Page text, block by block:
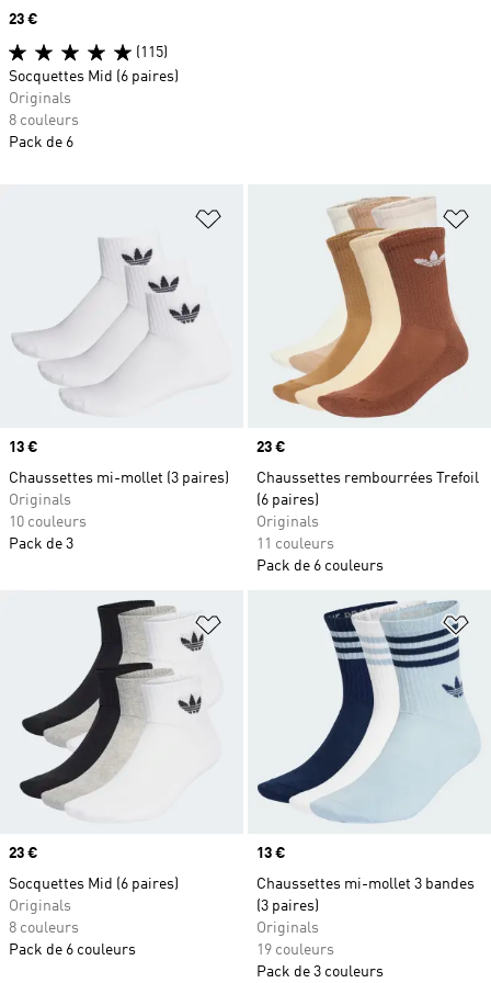
Ajouter à la Liste de produits
Prix
13 €
Chaussettes mi-mollet (3 paires)
Originals
10 couleurs
Pack de 3
Prix
23 €
Chaussettes rembourrées Trefoil
(6 paires)
Originals
11 couleurs
Pack de 6 couleurs
Ajouter à la Liste de produits
Prix
23 €
Socquettes Mid (6 paires)
Originals
8 couleurs
Pack de 6 couleurs
Prix
13 €
Chaussettes mi-mollet 3 bandes
(3 paires)
Originals
19 couleurs
Pack de 3 couleurs
Prix
23 €
(115)
Socquettes Mid (6 paires)
Originals
8 couleurs
Pack de 6